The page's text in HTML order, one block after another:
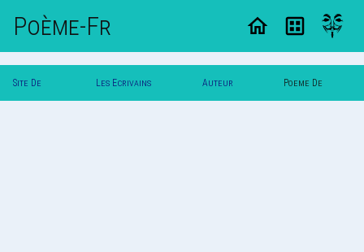
Poème-Fr
Site De Les Ecrivains Auteur Poeme De